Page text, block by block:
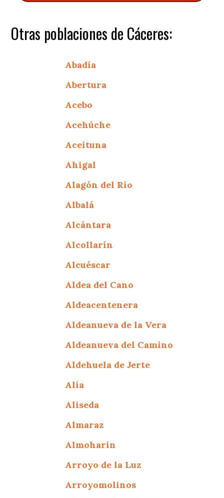
Otras poblaciones de Cáceres:
Abadía
Abertura
Acebo
Acehúche
Aceituna
Ahigal
Alagón del Río
Albalá
Alcántara
Alcollarín
Alcuéscar
Aldea del Cano
Aldeacentenera
Aldeanueva de la Vera
Aldeanueva del Camino
Aldehuela de Jerte
Alía
Aliseda
Almaraz
Almoharín
Arroyo de la Luz
Arroyomolinos